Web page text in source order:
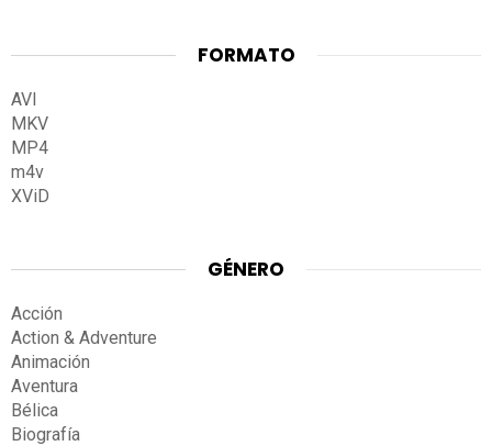
FORMATO
AVI
MKV
MP4
m4v
XViD
GÉNERO
Acción
Action & Adventure
Animación
Aventura
Bélica
Biografía